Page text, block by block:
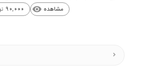
مشاهده visibility
90,000